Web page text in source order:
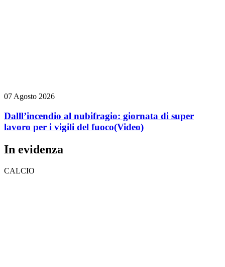
07 Agosto 2026
Dalll’incendio al nubifragio: giornata di super
lavoro per i vigili del fuoco(Video)
In evidenza
CALCIO